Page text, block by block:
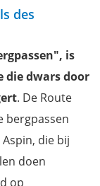
des
is
die dwars door
. De Route
bergpassen
die bij
doen
op